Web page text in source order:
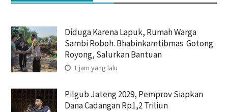
Diduga Karena Lapuk, Rumah Warga
Sambi Roboh. Bhabinkamtibmas Gotong
Royong, Salurkan Bantuan
1 jam yang lalu
Pilgub Jateng 2029, Pemprov Siapkan
Dana Cadangan Rp1,2 Triliun